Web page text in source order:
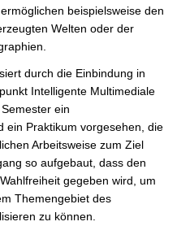
beispielsweise den
Welten oder der
durch die Einbindung in
Intelligente Multimediale
ein
ein Praktikum vorgesehen, die
Arbeitsweise zum Ziel
so aufgebaut, dass den
gegeben wird, um
Themengebiet des
zu können.